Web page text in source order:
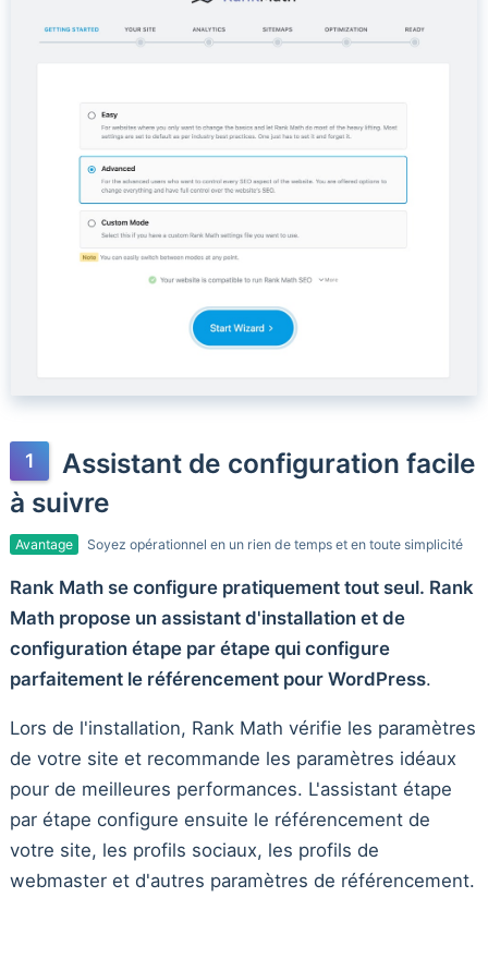
Assistant de configuration facile
à suivre
Avantage Soyez opérationnel en un rien de temps et en toute simplicité
Rank Math se configure pratiquement tout seul. Rank
Math propose un assistant d'installation et de
configuration étape par étape qui configure
parfaitement le référencement pour WordPress.
Lors de l'installation, Rank Math vérifie les paramètres
de votre site et recommande les paramètres idéaux
pour de meilleures performances. L'assistant étape
par étape configure ensuite le référencement de
votre site, les profils sociaux, les profils de
webmaster et d'autres paramètres de référencement.